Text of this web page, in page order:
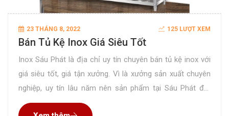
23 THÁNG 8, 2022 125 LƯỢT XEM
Bán Tủ Kệ Inox Giá Siêu Tốt
Inox Sáu Phát là địa chỉ uy tín chuyên bán tủ kệ inox với
giá siêu tốt, giá tận xưởng. Vì là xưởng sản xuất chuyên
nghiệp, uy tín lâu năm nên sản phẩm tại Sáu Phát đạt
chất lượng hoàn hảo đã được rất nhiều khách hàng kiểm